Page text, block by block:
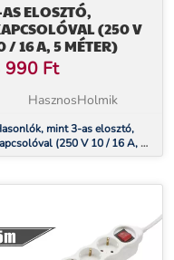
ELOSZTÓ,
(250 V
/ 16 A, 5 MÉTER)
990 Ft
HasznosHolmik
mint 3-as elosztó,
(250 V 10 / 16 A, 5